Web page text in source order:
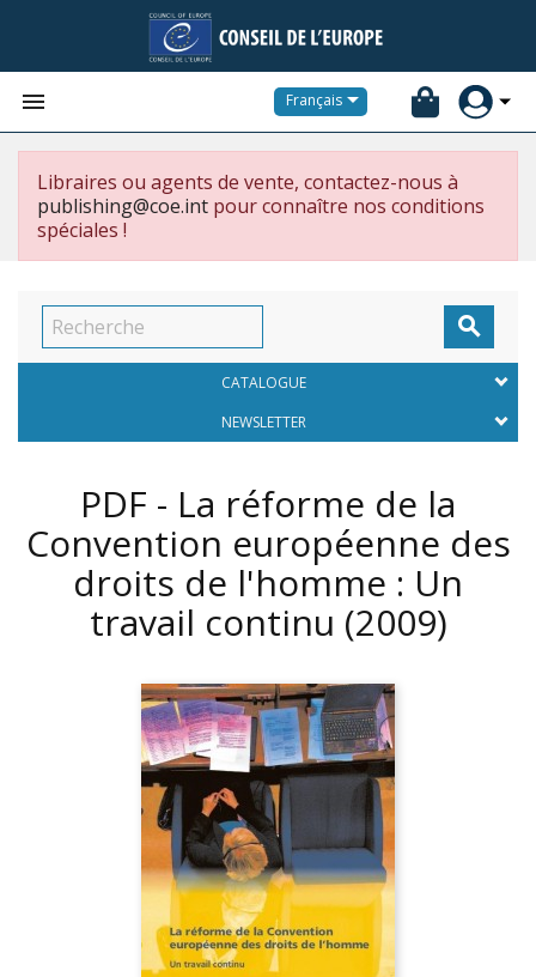
 Français
Libraires ou agents de vente, contactez-nous à
publishing@coe.int pour connaître nos conditions
spéciales !

CATALOGUE
NEWSLETTER
PDF - La réforme de la
Convention européenne des
droits de l'homme : Un
travail continu (2009)